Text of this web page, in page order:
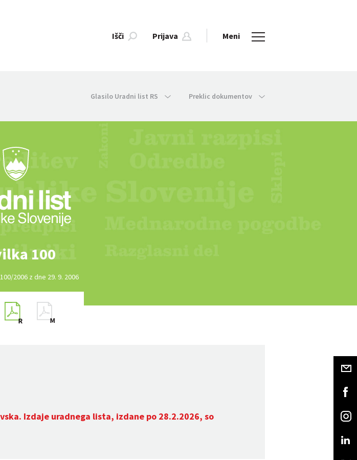
Išči Prijava Meni
Glasilo Uradni list RS Preklic dokumentov
100
2006 z dne 29. 9. 2006
Izdaje uradnega lista, izdane po 28.2.2026, so